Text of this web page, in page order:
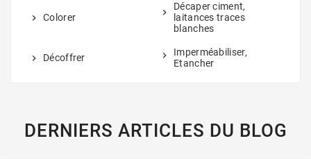
Colorer
Décaper ciment,
laitances traces
blanches
Décoffrer
Imperméabiliser,
Etancher
DERNIERS ARTICLES DU BLOG